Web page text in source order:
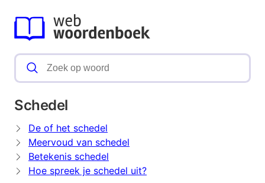
Schedel
De of het schedel
Meervoud van schedel
Betekenis schedel
Hoe spreek je schedel uit?